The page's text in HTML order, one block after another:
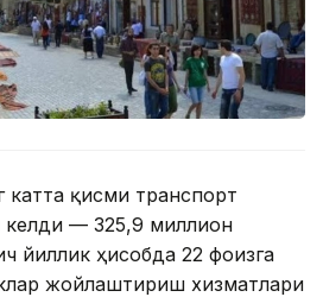
катта қисми транспорт
келди — 325,9 миллион
йиллик ҳисобда 22 фоизга
жойлаштириш хизматлари